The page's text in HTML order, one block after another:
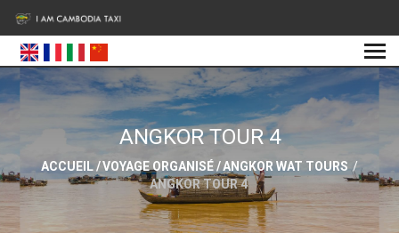
ANGKOR TOUR 4
ACCUEIL/VOYAGE ORGANISÉ/ANGKOR WAT TOURS /
ANGKOR TOUR 4